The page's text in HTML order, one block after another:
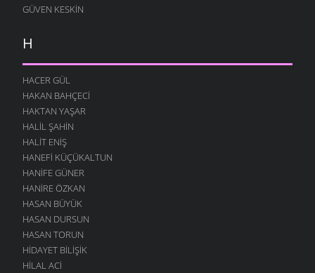
GÜVEN KESKIN
H
HACER GÜL
HAKAN BAHÇECI
HAKTAN YAŞAR
HALIL ŞAHIN
HALIT ENIŞ
HANEFI KÜÇÜKALTUN
HANIFE GÜNER
HANIRE ÖZKAN
HASAN BÜYÜK
HASAN DURSUN
HASAN TORUN
HIDAYET BILIŞIK
HILAL ACI